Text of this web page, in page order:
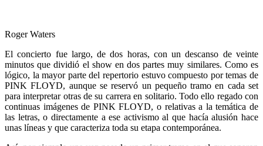
Roger Waters
El concierto fue largo, de dos horas, con un descanso de veinte
minutos que dividió el show en dos partes muy similares. Como es
lógico, la mayor parte del repertorio estuvo compuesto por temas de
PINK FLOYD, aunque se reservó un pequeño tramo en cada set
para interpretar otras de su carrera en solitario. Todo ello regado con
continuas imágenes de PINK FLOYD, o relativas a la temática de
las letras, o directamente a ese activismo al que hacía alusión hace
unas líneas y que caracteriza toda su etapa contemporánea.